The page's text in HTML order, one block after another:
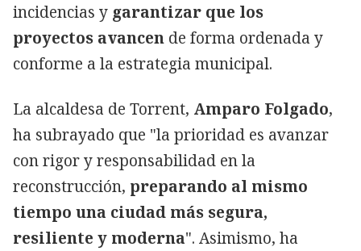
incidencias y garantizar que los
proyectos avancen de forma ordenada y
conforme a la estrategia municipal.
La alcaldesa de Torrent, Amparo Folgado,
ha subrayado que "la prioridad es avanzar
con rigor y responsabilidad en la
reconstrucción, preparando al mismo
tiempo una ciudad más segura,
resiliente y moderna". Asimismo, ha